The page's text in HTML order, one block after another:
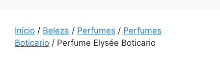
Início / Beleza / Perfumes / Perfumes
Boticario / Perfume Elysée Boticario